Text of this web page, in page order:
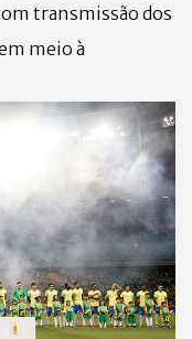
transmissão dos
meio à